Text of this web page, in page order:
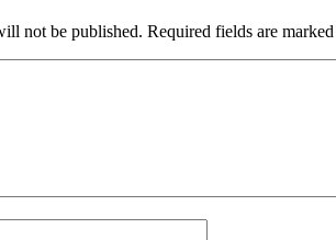
not be published. Required fields are marked